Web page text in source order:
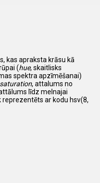
kas apraksta krāsu kā
(hue, skaitlisks
spektra apzīmēšanai)
saturation, attalums no
līdz melnajai
reprezentēts ar kodu hsv(8,